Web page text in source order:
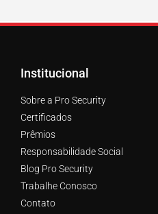
Institucional
Sobre a Pro Security
Certificados
Prêmios
Responsabilidade Social
Blog Pro Security
Trabalhe Conosco
Contato